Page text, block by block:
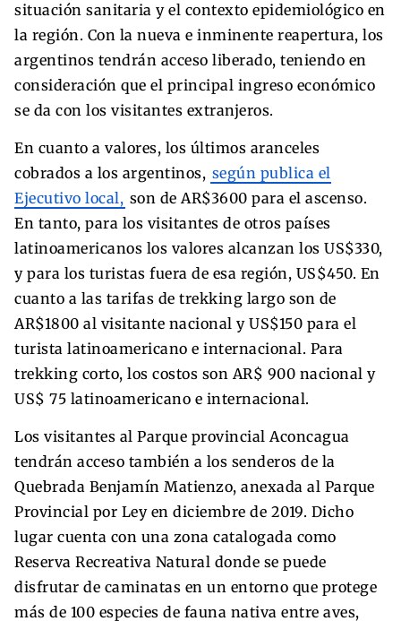
situación sanitaria y el contexto epidemiológico en
la región. Con la nueva e inminente reapertura, los
argentinos tendrán acceso liberado, teniendo en
consideración que el principal ingreso económico
se da con los visitantes extranjeros.
En cuanto a valores, los últimos aranceles
cobrados a los argentinos, según publica el
Ejecutivo local, son de AR$3600 para el ascenso.
En tanto, para los visitantes de otros países
latinoamericanos los valores alcanzan los US$330,
y para los turistas fuera de esa región, US$450. En
cuanto a las tarifas de trekking largo son de
AR$1800 al visitante nacional y US$150 para el
turista latinoamericano e internacional. Para
trekking corto, los costos son AR$ 900 nacional y
US$ 75 latinoamericano e internacional.
Los visitantes al Parque provincial Aconcagua
tendrán acceso también a los senderos de la
Quebrada Benjamín Matienzo, anexada al Parque
Provincial por Ley en diciembre de 2019. Dicho
lugar cuenta con una zona catalogada como
Reserva Recreativa Natural donde se puede
disfrutar de caminatas en un entorno que protege
más de 100 especies de fauna nativa entre aves,